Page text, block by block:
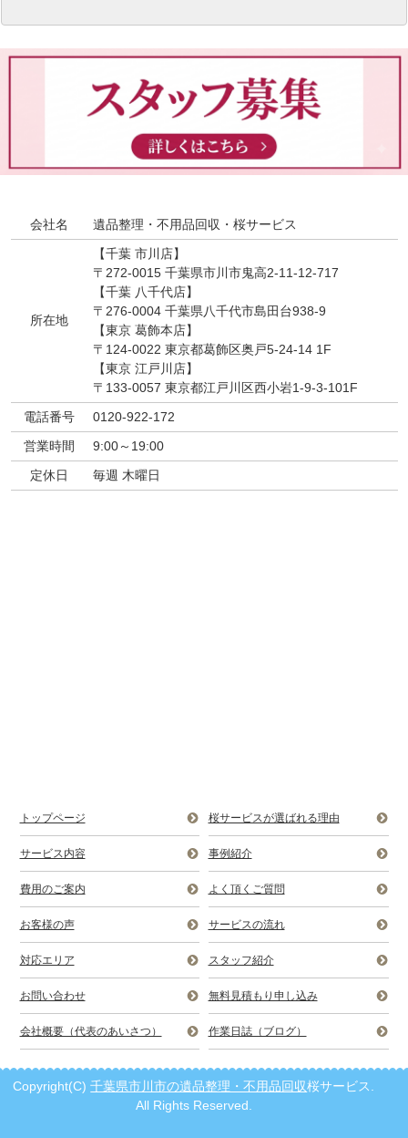
会社名 遺品整理・不用品回収・桜サービス
所在地
【千葉 市川店】
〒272-0015 千葉県市川市鬼高2-11-12-717
【千葉 八千代店】
〒276-0004 千葉県八千代市島田台938-9
【東京 葛飾本店】
〒124-0022 東京都葛飾区奥戸5-24-14 1F
【東京 江戸川店】
〒133-0057 東京都江戸川区西小岩1-9-3-101F
電話番号
0120-922-172
営業時間
9:00～19:00
定休日
毎週 木曜日
トップページ 桜サービスが選ばれる理由
サービス内容 事例紹介
費用のご案内 よく頂くご質問
お客様の声 サービスの流れ
対応エリア スタッフ紹介
お問い合わせ 無料見積もり申し込み
会社概要（代表のあいさつ） 作業日誌（ブログ）
Copyright(C)千葉県市川市の遺品整理・不用品回収桜サービス.
All Rights Reserved.